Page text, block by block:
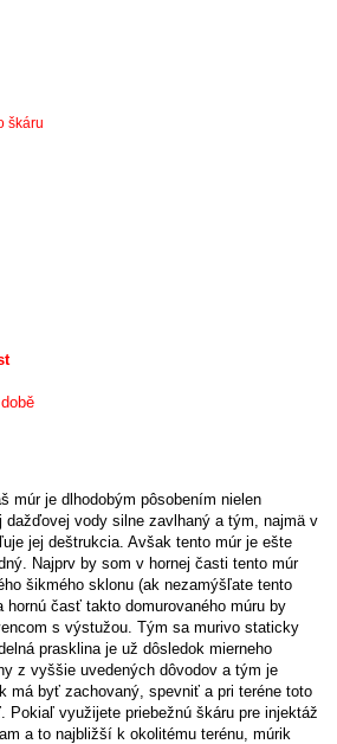
škáru
múr je dlhodobým pôsobením nielen
vody silne zavlhaný a tým, najmä v
jej deštrukcia. Avšak tento múr je ešte
Najprv by som v hornej časti tento múr
šikmého sklonu (ak nezamýšľate tento
časť takto domurovaného múru by
s výstužou. Tým sa murivo staticky
prasklina je už dôsledok mierneho
z vyššie uvedených dôvodov a tým je
má byť zachovaný, spevniť a pri teréne toto
Pokiaľ využijete priebežnú škáru pre injektáž
a to najbližší k okolitému terénu, múrik